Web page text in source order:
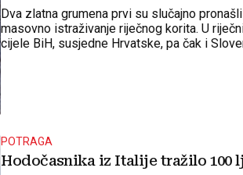
Dva zlatna grumena prvi su slučajno
masovno istraživanje riječnog korita. U
cijele BiH, susjedne Hrvatske, pa čak i
POTRAGA
Hodočasnika iz Italije tražilo 100